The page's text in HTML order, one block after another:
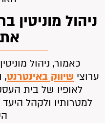
ניהול
כאמור, ניהול
ערוצי שיווק באינטרנט,
לאופיו של בית
למטרותיו ולקהל היעד